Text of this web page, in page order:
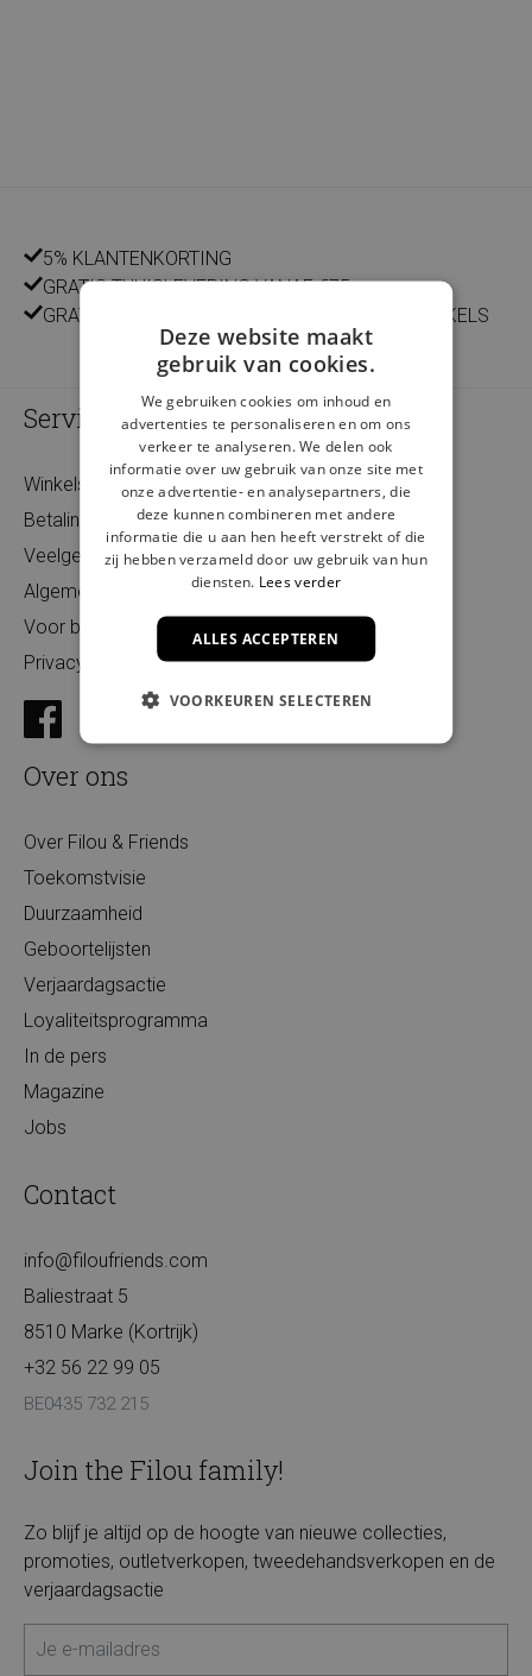
5% KLANTENKORTING
GRATIS THUISLEVERING VANAF €75
GRATIS LEVERING EN RETOUR IN ONZE 14 WINKELS
Service
Winkels
Betaling
Veelgestelde vragen
Algemene voorwaarden
Voor bedrijven
Privacy
Over ons
Over Filou & Friends
Toekomstvisie
Duurzaamheid
Geboortelijsten
Verjaardagsactie
Loyaliteitsprogramma
In de pers
Magazine
Jobs
Contact
info@filoufriends.com
Baliestraat 5
8510 Marke (Kortrijk)
+32 56 22 99 05
BE0435 732 215
Join the Filou family!
Zo blijf je altijd op de hoogte van nieuwe collecties,
promoties, outletverkopen, tweedehandsverkopen en de
verjaardagsactie
Deze website maakt
gebruik van cookies.
We gebruiken cookies om inhoud en
advertenties te personaliseren en om ons
verkeer te analyseren. We delen ook
informatie over uw gebruik van onze site met
onze advertentie- en analysepartners, die
deze kunnen combineren met andere
informatie die u aan hen heeft verstrekt of die
zij hebben verzameld door uw gebruik van hun
diensten. Lees verder
ALLES ACCEPTEREN
VOORKEUREN SELECTEREN